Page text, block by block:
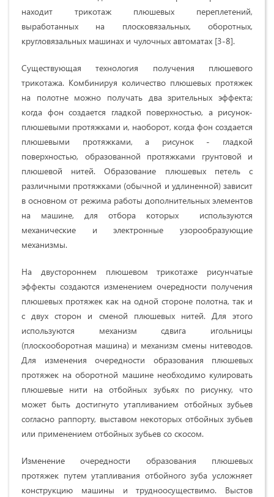
находит трикотаж плюшевых переплетений,
выработанных на плосковязальных, оборотных,
кругловязальных машинах и чулочных автоматах [3-8].
Существующая технология получения плюшевого
трикотажа. Комбинируя количество плюшевых протяжек
на полотне можно получать два зрительных эффекта;
когда фон создается гладкой поверхностью, а рисунок-
плюшевыми протяжками и, наоборот, когда фон создается
плюшевыми протяжками, а рисунок - гладкой
поверхностью, образованной протяжками грунтовой и
плюшевой нитей. Образование плюшевых петель с
различными протяжками (обычной и удлиненной) зависит
в основном от режима работы дополнительных элементов
на машине, для отбора которых используются
механические и электронные узорообразующие
механизмы.
На двустороннем плюшевом трикотаже рисунчатые
эффекты создаются изменением очередности получения
плюшевых протяжек как на одной стороне полотна, так и
с двух сторон и сменой плюшевых нитей. Для этого
используются механизм сдвига игольницы
(плоскооборотная машина) и механизм смены нитеводов.
Для изменения очередности образования плюшевых
протяжек на оборотной машине необходимо кулировать
плюшевые нити на отбойных зубьях по рисунку, что
может быть достигнуто утапливанием отбойных зубьев
согласно раппорту, выставом некоторых отбойных зубьев
или применением отбойных зубьев со скосом.
Изменение очередности образования плюшевых
протяжек путем утапливания отбойного зуба усложняет
конструкцию машины и трудноосуществимо. Выстов